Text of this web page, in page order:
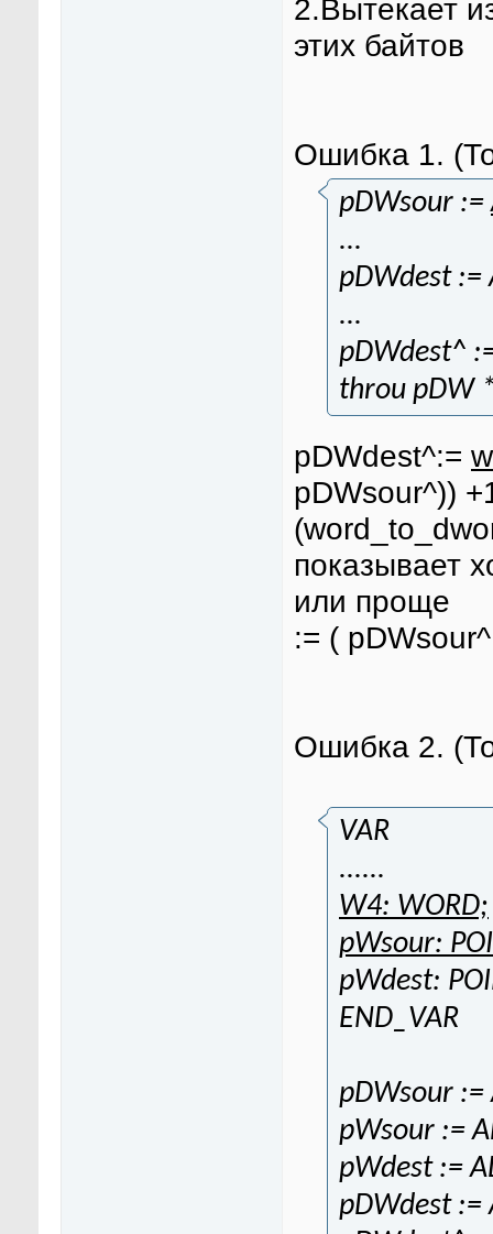
2.Вытекает
этих байтов
Ошибка 1.
pDWsour :=
...
pDWdest
...
pDWdest^
throu pDW
pDWdest^:=
pDWsour^))
показывает
или проще
:= (
Ошибка 2.
VAR
......
W4: WORD;
pWsour:
pWdest:
END_VAR
pDWsour
pWsour :=
pWdest :=
pDWdest :=